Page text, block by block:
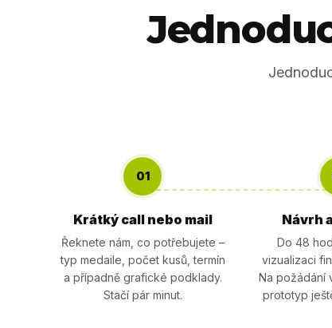
01
Krátký call nebo mail
Řeknete nám, co potřebujete –
typ medaile, počet kusů, termín
a případně grafické podklady.
Stačí pár minut.
Návrh
Do 48
vizualizaci
Na požádání
prototyp